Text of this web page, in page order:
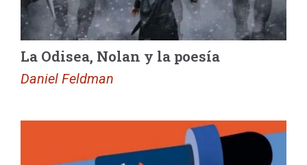
La Odisea, Nolan y la poesía
Daniel Feldman